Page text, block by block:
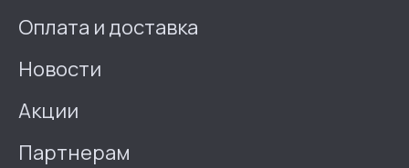
Оплата и доставка
Новости
Акции
Партнерам